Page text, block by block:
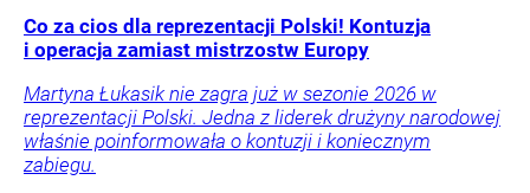
Co za cios dla reprezentacji Polski! Kontuzja
i operacja zamiast mistrzostw Europy
Martyna Łukasik nie zagra już w sezonie 2026 w
reprezentacji Polski. Jedna z liderek drużyny narodowej
właśnie poinformowała o kontuzji i koniecznym
zabiegu.